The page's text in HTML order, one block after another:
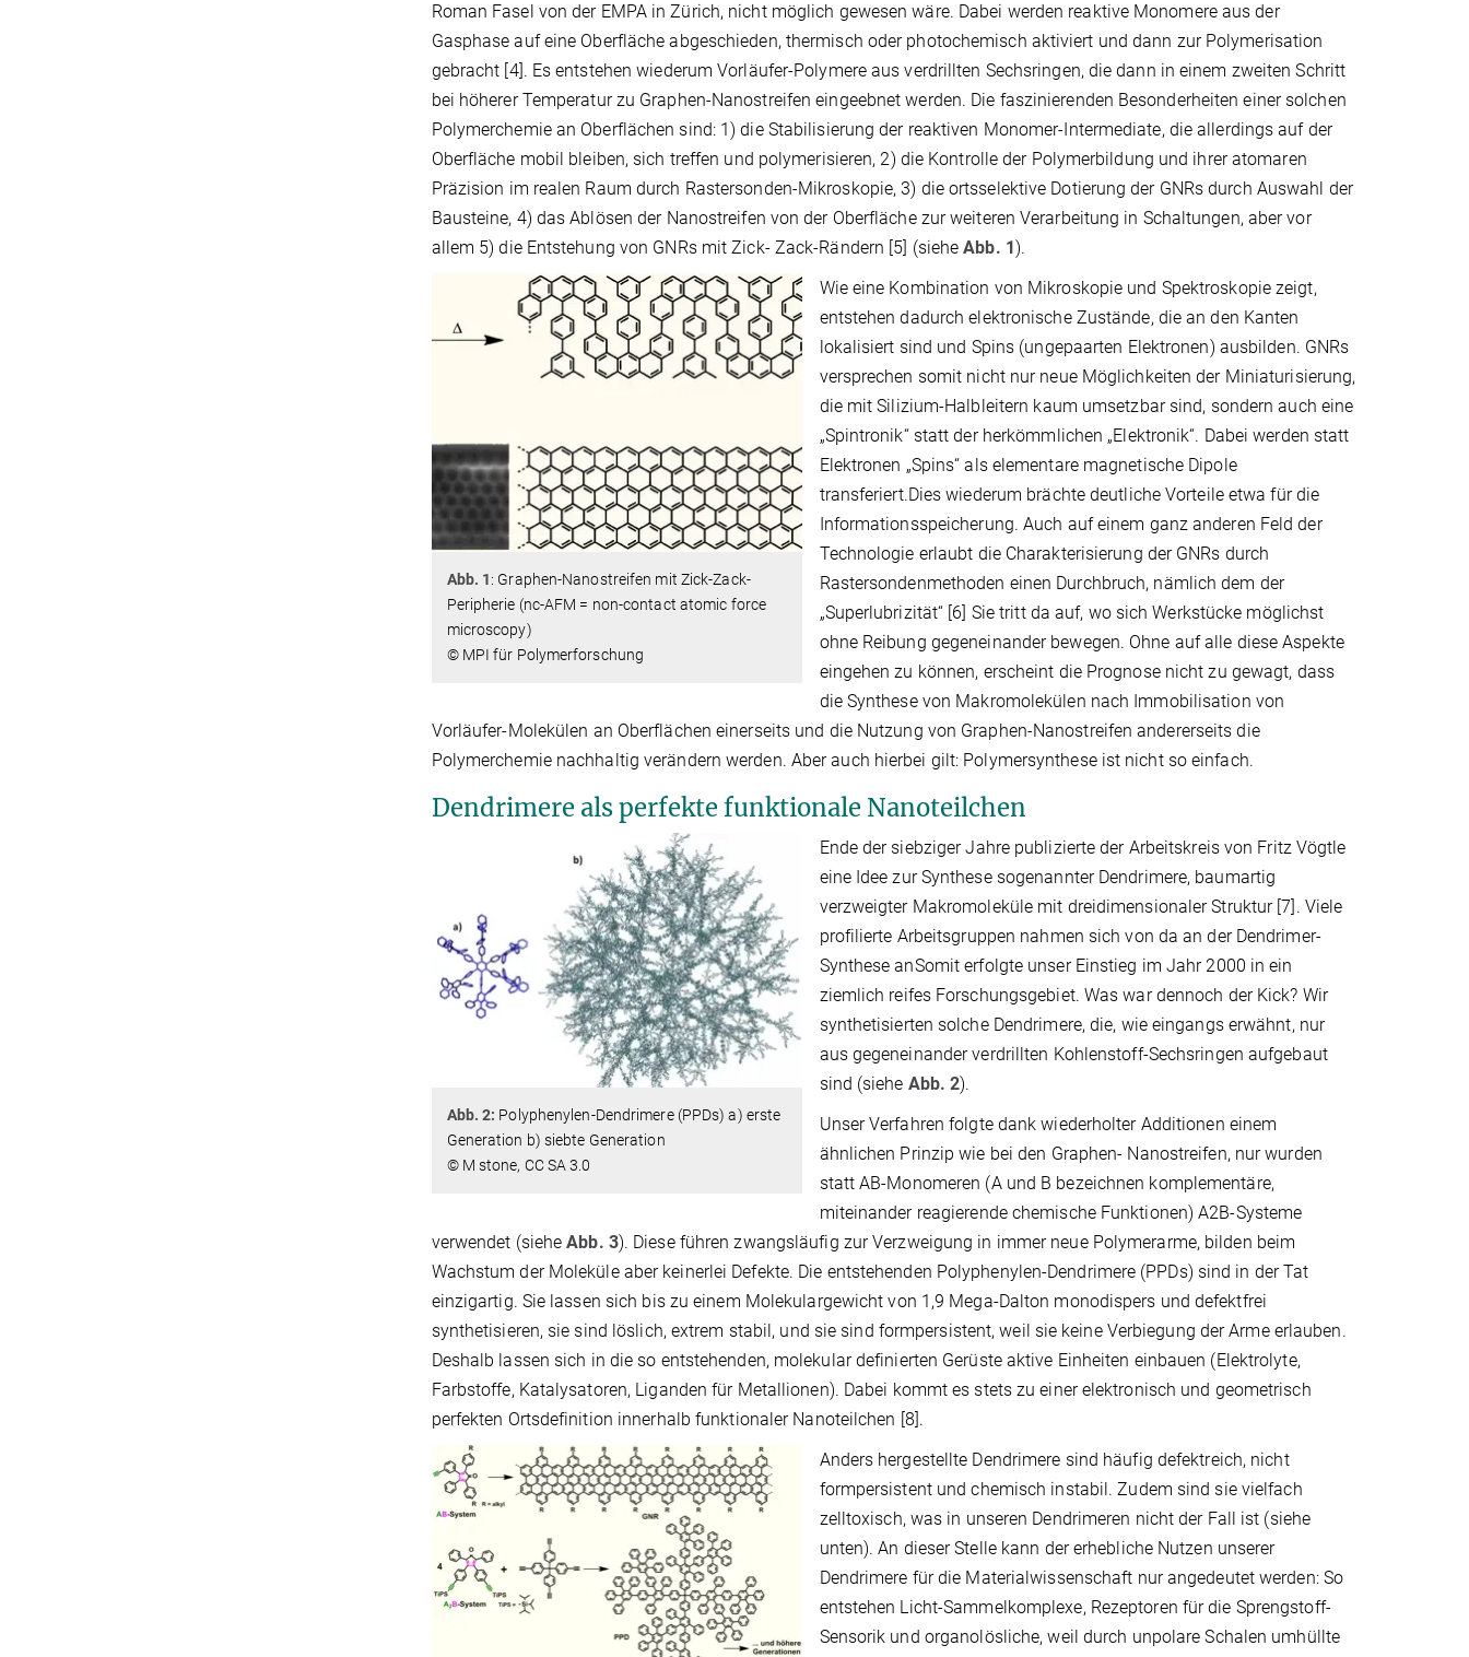
Roman Fasel von der EMPA in Zürich, nicht möglich gewesen wäre. Dabei werden reaktive Monomere aus der
Gasphase auf eine Oberfläche abgeschieden, thermisch oder photochemisch aktiviert und dann zur Polymerisation
gebracht [4]. Es entstehen wiederum Vorläufer-Polymere aus verdrillten Sechsringen, die dann in einem zweiten Schritt
bei höherer Temperatur zu Graphen-Nanostreifen eingeebnet werden. Die faszinierenden Besonderheiten einer solchen
Polymerchemie an Oberflächen sind: 1) die Stabilisierung der reaktiven Monomer-Intermediate, die allerdings auf der
Oberfläche mobil bleiben, sich treffen und polymerisieren, 2) die Kontrolle der Polymerbildung und ihrer atomaren
Präzision im realen Raum durch Rastersonden-Mikroskopie, 3) die ortsselektive Dotierung der GNRs durch Auswahl der
Bausteine, 4) das Ablösen der Nanostreifen von der Oberfläche zur weiteren Verarbeitung in Schaltungen, aber vor
allem 5) die Entstehung von GNRs mit Zick- Zack-Rändern [5] (sieheAbb. 1 ).
Abb. 1: Graphen-Nanostreifen mit Zick-Zack-
Peripherie (nc-AFM = non-contact atomic force
microscopy)
© MPI für Polymerforschung
Wie eine Kombination von Mikroskopie und Spektroskopie zeigt,
entstehen dadurch elektronische Zustände, die an den Kanten
lokalisiert sind und Spins (ungepaarten Elektronen) ausbilden. GNRs
versprechen somit nicht nur neue Möglichkeiten der Miniaturisierung,
die mit Silizium-Halbleitern kaum umsetzbar sind, sondern auch eine
„Spintronik“ statt der herkömmlichen „Elektronik“. Dabei werden statt
Elektronen „Spins“ als elementare magnetische Dipole
transferiert.Dies wiederum brächte deutliche Vorteile etwa für die
Informationsspeicherung. Auch auf einem ganz anderen Feld der
Technologie erlaubt die Charakterisierung der GNRs durch
Rastersondenmethoden einen Durchbruch, nämlich dem der
„Superlubrizität“ [6] Sie tritt da auf, wo sich Werkstücke möglichst
ohne Reibung gegeneinander bewegen. Ohne auf alle diese Aspekte
eingehen zu können, erscheint die Prognose nicht zu gewagt, dass
die Synthese von Makromolekülen nach Immobilisation von
Vorläufer-Molekülen an Oberflächen einerseits und die Nutzung von Graphen-Nanostreifen andererseits die
Polymerchemie nachhaltig verändern werden. Aber auch hierbei gilt: Polymersynthese ist nicht so einfach.
Dendrimere als perfekte funktionale Nanoteilchen
Abb. 2: Polyphenylen-Dendrimere (PPDs) a) erste
Generation b) siebte Generation
© M stone, CC SA 3.0
Ende der siebziger Jahre publizierte der Arbeitskreis von Fritz Vögtle
eine Idee zur Synthese sogenannter Dendrimere, baumartig
verzweigter Makromoleküle mit dreidimensionaler Struktur [7]. Viele
profilierte Arbeitsgruppen nahmen sich von da an der Dendrimer-
Synthese anSomit erfolgte unser Einstieg im Jahr 2000 in ein
ziemlich reifes Forschungsgebiet. Was war dennoch der Kick? Wir
synthetisierten solche Dendrimere, die, wie eingangs erwähnt, nur
aus gegeneinander verdrillten Kohlenstoff-Sechsringen aufgebaut
sind (siehe Abb. 2).
Unser Verfahren folgte dank wiederholter Additionen einem
ähnlichen Prinzip wie bei den Graphen- Nanostreifen, nur wurden
statt AB-Monomeren (A und B bezeichnen komplementäre,
miteinander reagierende chemische Funktionen) A2B-Systeme
verwendet (sieheAbb. 3). Diese führen zwangsläufig zur Verzweigung in immer neue Polymerarme, bilden beim
Wachstum der Moleküle aber keinerlei Defekte. Die entstehenden Polyphenylen-Dendrimere (PPDs) sind in der Tat
einzigartig. Sie lassen sich bis zu einem Molekulargewicht von 1,9 Mega-Dalton monodispers und defektfrei
synthetisieren, sie sind löslich, extrem stabil, und sie sind formpersistent, weil sie keine Verbiegung der Arme erlauben.
Deshalb lassen sich in die so entstehenden, molekular definierten Gerüste aktive Einheiten einbauen (Elektrolyte,
Farbstoffe, Katalysatoren, Liganden für Metallionen). Dabei kommt es stets zu einer elektronisch und geometrisch
perfekten Ortsdefinition innerhalb funktionaler Nanoteilchen [8].
Anders hergestellte Dendrimere sind häufig defektreich, nicht
formpersistent und chemisch instabil. Zudem sind sie vielfach
zelltoxisch, was in unseren Dendrimeren nicht der Fall ist (siehe
unten). An dieser Stelle kann der erhebliche Nutzen unserer
Dendrimere für die Materialwissenschaft nur angedeutet werden: So
entstehen Licht-Sammelkomplexe, Rezeptoren für die Sprengstoff-
Sensorik und organolösliche, weil durch unpolare Schalen umhüllte